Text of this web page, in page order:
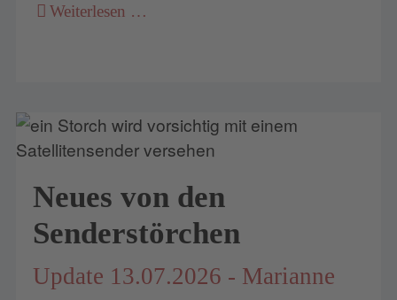
Weiterlesen …
Neues von den
Senderstörchen
Update 13.07.2026 - Marianne